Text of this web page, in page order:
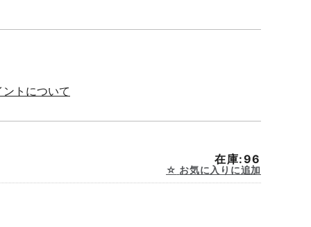
ントについて
在庫:96
お気に入りに追加